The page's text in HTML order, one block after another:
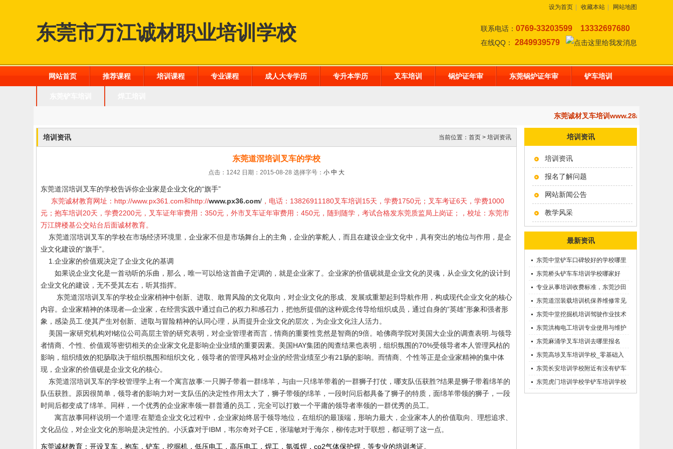
设为首页 收藏本站 网站地图
东莞市万江诚材职业培训学校 联系电话： 0769-33203599 13332697680
在线QQ： 2849939579
网站首页 推荐课程 培训课程 专业课程 成人大专学历 专升本学历 叉车培训 锅炉证年审 东莞锅炉证年审 铲车培训
东莞诚材叉车培训www.28af.com,开
培训资讯
培训资讯
报名了解问题
网站新闻公告
教学风采
最新资讯
东莞中堂铲车口碑较好的学校哪里
有？
东莞桥头铲车车培训学校哪家好
呢？推荐一下
专业从事培训收费标准，东莞沙田
优质的学叉车考证价钱
东莞道滘装载培训机保养维修常见
问题等知识大全
东莞中堂挖掘机培训驾驶作业技术
东莞洪梅电工培训专业使用与维护
接触调压噐？
东莞麻涌学叉车培训去哪里报名
东莞高埗叉车培训学校_零基础入
学_随到随学
东莞长安培训学校附近有没有铲车
培训的-
东莞虎门培训学校学铲车培训学校
在哪里_
培训资讯 当前位置： 首页 > 培训资讯
东莞道滘培训叉车的学校
点击：1242 日期：2015-08-28 选择字号： 小 中 大
东莞道滘培训叉车的学校告诉你企业家是企业文化的“旗手”
东莞诚材教育网址： http://www.px361.com和http://www.px36.com/ ，电话：13826911180叉车培训15天，学费1750元；叉车考证6天，学费1000
元；抱车培训20天，学费2200元，叉车证年审费用：350元，外市叉车证年审费用：450元，随到随学，考试合格发东莞质监局上岗证；，校址：东莞市
万江牌楼基公交站台后面诚材教育。
东莞道滘培训叉车的学校在市场经济环境里，企业家不但是市场舞台上的主角，企业的掌舵人，而且在建设企业文化中，具有突出的地位与作用，是企
业文化建设的“旗手”。
1. 企业家的价值观决定了企业文化的基调
如果说企业文化是一首动听的乐曲，那么，唯一可以给这首曲子定调的，就是企业家了。企业家的价值砚就是企业文化的灵魂，从企业文化的设计到
企业文化的建设，无不受其左右，听其指挥。
东莞道滘培训叉车的学校企业家梢神中创新、进取、敢胃风险的文化取向，对企业文化的形成、发展或重塑起到导航作用，构成现代企业文化的核心
内容。企业家精神的体现者—企业家，在经营实践中通过自己的权力和感召力，把他所提倡的这种观念传导给组织成员，通过自身的“英雄”形象和强者形
象，感染员工 使其产生对创新、进取与冒险精神的认同心理，从而提升企业文化的层次，为企业文化注人活力。
美国一家研究机构对l铭位公司高层主管的研究表明，对企业管理者而言，情商的重要性竞然是智商的9倍。哈佛商学院对美国大企业的调查表明 与领导
者情商、个性、价值观等密切相关的企业家文化是影响企业业绩的重要因素。美国HAY集团的阅查结果也表明，组织氛围的70%受领导者本人管理风枯的
影响，组织绩效的犯肠取决于组织氛围和组织文化，领导者的管理风格对企业的经营业绩至少有21 肠的影响。而情商、个性等正是企业家精神的集中体
现，企业家的价值砚是企业文化的核心。
东莞道滘培训叉车的学校管理学上有一个寓言故事:一只脚子带着一群绵羊，与由一只绵羊带着的一群狮子打仗，哪支队伍获胜?结果是狮子带着绵羊的
队伍获胜。原因很简单，领导者的影响力对一支队伍的决定性作用太大了，狮子带领的绵羊，一段时问后都具备了狮子的特质，面绵羊带领的狮子，一段
时间后都变成了绵羊。同样，一个优秀的企业家率领一群普通的员工，完全可以打败一个平庸的领导者率领的一群优秀的员工。
寓言故事同样说明一个道理:在塑造企业文化过程中，企业家始终居于领导地位，在组织的最顶端，形响力最大，企业家本人的价值取向、理想追求、
文化品位，对企业文化的形响是决定性的。小沃森对于IBM ，韦尔奇对子CE ，张瑞敏对于海尔，柳传志对于联想，都证明了这一点。
东莞诚材教育：开设叉车，抱车，铲车，挖掘机，低压电工，高压电工，焊工，氩弧焊，co2气体保护焊，等专业的培训考证。